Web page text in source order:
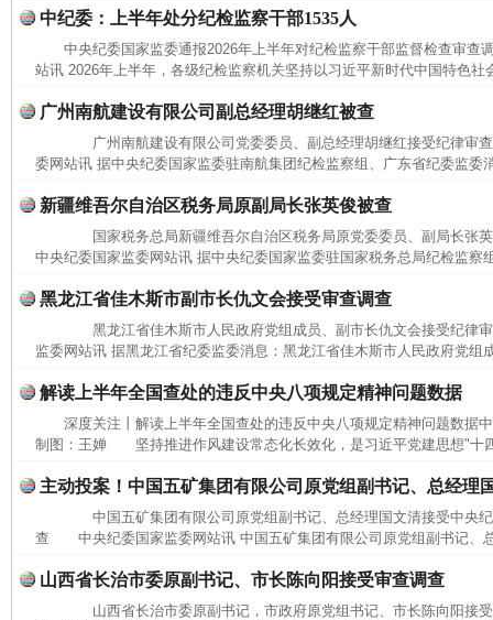
中纪委：上半年处分纪检监察干部1535人
中央纪委国家监委通报2026年上半年对纪检监察干部监督检查审
站讯 2026年上半年，各级纪检监察机关坚持以习近平新时代中国特色社
广州南航建设有限公司副总经理胡继红被查
广州南航建设有限公司党委委员、副总经理胡继红接受纪律
委网站讯 据中央纪委国家监委驻南航集团纪检监察组、广东省纪委监委
新疆维吾尔自治区税务局原副局长张英俊被查
国家税务总局新疆维吾尔自治区税务局原党委委员、副局长
中央纪委国家监委网站讯 据中央纪委国家监委驻国家税务总局纪检监察
黑龙江省佳木斯市副市长仇文会接受审查调查
黑龙江省佳木斯市人民政府党组成员、副市长仇文会接受纪
监委网站讯 据黑龙江省纪委监委消息：黑龙江省佳木斯市人民政府党组
解读上半年全国查处的违反中央八项规定精神问题数据
深度关注丨解读上半年全国查处的违反中央八项规定精神问题数据
制图：王婵 坚持推进作风建设常态化长效化，是习近平党建思想"十
主动投案！中国五矿集团有限公司原党组副书记、总经理
中国五矿集团有限公司原党组副书记、总经理国文清接受中央
查 中央纪委国家监委网站讯 中国五矿集团有限公司原党组副书记、
山西省长治市委原副书记、市长陈向阳接受审查调查
山西省长治市委原副书记，市政府原党组书记、市长陈向阳